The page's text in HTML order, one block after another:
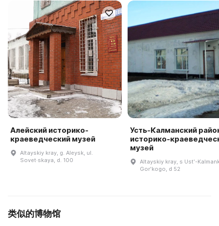
Алейский историко-
краеведческий музей
Altayskiy kray, g. Aleysk, ul.
Sovet·skaya, d. 100
Усть-Калманский
историко-
музей
Altayskiy kray, s Ustʹ-
Gorʹkogo, d 52
类似的博物馆